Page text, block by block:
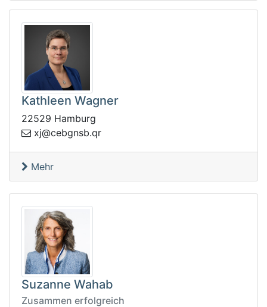
Kathleen Wagner
22529 Hamburg
rq.bsn
gbec@jx
Mehr
Suzanne Wahab
Zusammen erfolgreich